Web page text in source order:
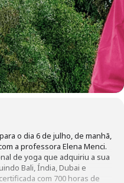
o dia 6 de julho, de manhã,
a professora Elena Menci.
de yoga que adquiriu a sua
Bali, Índia, Dubai e
com 700 horas de